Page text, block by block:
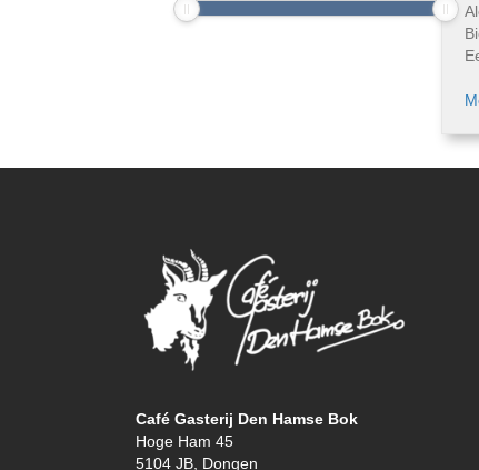
Café Gasterij Den Hamse Bok
Hoge Ham 45
5104 JB, Dongen